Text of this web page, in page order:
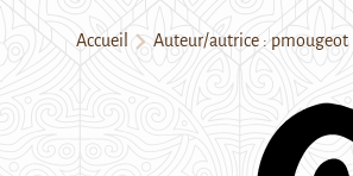
Accueil Auteur/autrice : pmougeot